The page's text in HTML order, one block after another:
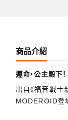
商品介紹
遵命，公主殿下！
出自《福音戰士
MODEROID登